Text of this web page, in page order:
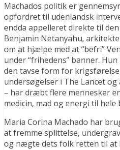
Machados politik er
opfordret til udenlandsk
endda appelleret direkte til
Benjamin Netanyahu,
om at hjælpe med at “befri”
under “frihedens” banner.
den tavse form for
undersøgelser i The Lancet
– har dræbt flere mennesker
medicin, mad og energi til
Maria Corina Machado har
at fremme splittelse,
og nægte dets folk retten til at